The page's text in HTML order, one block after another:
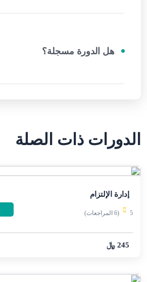
هل الدورة مسجلة؟
الدورات ذات الصلة
إدارة الإلتزام
5 (6 المراجعات)
245 ﷼